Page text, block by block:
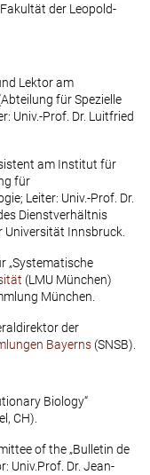
der Leopold-
Lektor am
für Spezielle
Univ.-Prof. Dr. Luitfried
am Institut für
für
Leiter: Univ.-Prof. Dr.
Dienstverhältnis
Universität Innsbruck.
„Systematische
(LMU München)
München.
der
Bayerns (SNSB).
Biology“
CH).
of the „Bulletin de
Univ.Prof. Dr. Jean-